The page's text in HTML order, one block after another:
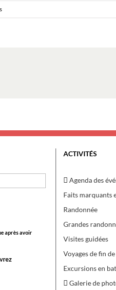
sur
Visita
+
après avoir
ACTIVITÉS
Agenda des
Faits marquants
Randonnée
Grandes
Visites guidées
Voyages de fin
Excursions en
Galerie de